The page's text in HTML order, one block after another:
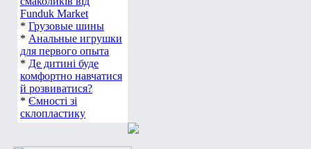
Funduk Market
* Грузовые шины
* Анальные игрушки
для первого опыта
* Де дитині буде
комфортно навчатися
й розвиватися?
* Ємності зі
склопластику